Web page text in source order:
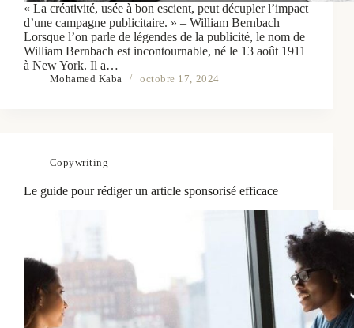
« La créativité, usée à bon escient, peut décupler l’impact
d’une campagne publicitaire. » – William Bernbach
Lorsque l’on parle de légendes de la publicité, le nom de
William Bernbach est incontournable, né le 13 août 1911
à New York. Il a…
Mohamed Kaba octobre 17, 2024
Copywriting
Le guide pour rédiger un article sponsorisé efficace